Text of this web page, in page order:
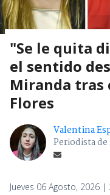
"Se le quita
el sentido
Miranda tras
Flores
Valentina
Periodista
Jueves 06 Agosto, 2026 |